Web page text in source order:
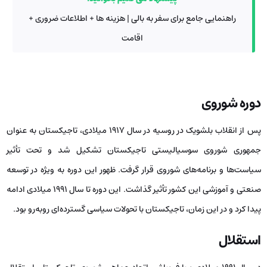
راهنمایی جامع برای سفر به بالی | هزینه ها + اطلاعات ضروری +
اقامت
دوره شوروی
پس از انقلاب بلشویک در روسیه در سال 1917 میلادی، تاجیکستان به ‌عنوان
جمهوری شوروی سوسیالیستی تاجیکستان تشکیل شد و تحت تأثیر
سیاست‌ها و برنامه‌های شوروی قرار گرفت. ظهور این دوره به ‌ویژه در توسعه
صنعتی و آموزشی این کشور تأثیر گذاشت. این دوره تا سال 1991 میلادی ادامه
پیدا کرد و در این زمان، تاجیکستان با تحولات سیاسی گسترده‌ای روبه‌رو بود.
استقلال